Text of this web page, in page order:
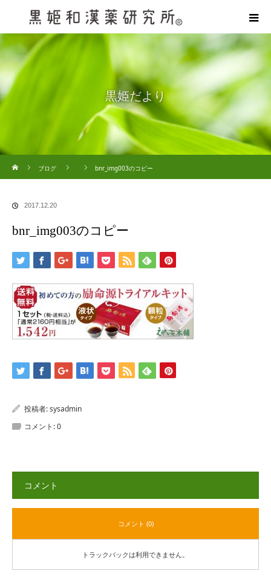
黒姫だより
ブログ
bnr_img003のコピー
2017.12.20
bnr_img003のコピー
投稿者:sysadmin
コメント:0
コメント
コメント (0)
トラックバックは利用できません。